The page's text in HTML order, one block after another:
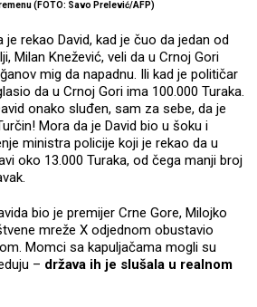
(FOTO: Savo Prelević/AFP)
je rekao David, kad je čuo da jedan od
Milan Knežević, veli da u Crnoj Gori
mig da napadnu. Ili kad je političar
da u Crnoj Gori ima 100.000 Turaka.
onako sluđen, sam za sebe, da je
Mora da je David bio u šoku i
ministra policije koji je rekao da u
oko 13.000 Turaka, od čega manji broj
bio je premijer Crne Gore, Milojko
mreže X odjednom obustavio
Momci sa kapuljačama mogli su
– država ih je slušala u realnom